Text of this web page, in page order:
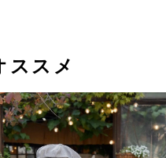
1975年の映画『トラック野
ト（梅津さん提供）
ススメ